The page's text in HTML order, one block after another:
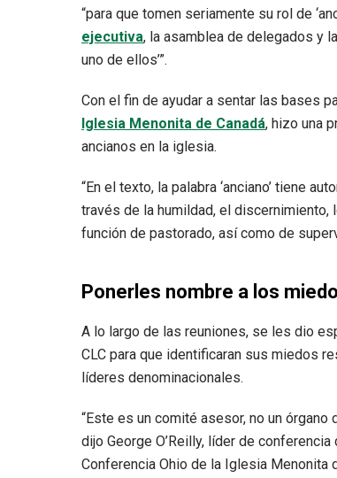
“para que tomen seriamente su rol de
ejecutiva, la asamblea de delegados y
uno de ellos’”.
Con el fin de ayudar a sentar las bases
Iglesia Menonita de Canadá, hizo una
ancianos en la iglesia.
“En el texto, la palabra ‘anciano’ tiene
través de la humildad, el discernimiento,
función de pastorado, así como de
Ponerles nombre a los
A lo largo de las reuniones, se les dio
CLC para que identificaran sus miedos
líderes denominacionales.
“Este es un comité asesor, no un órgano
dijo George O’Reilly, líder de
Conferencia Ohio de la Iglesia Menonita